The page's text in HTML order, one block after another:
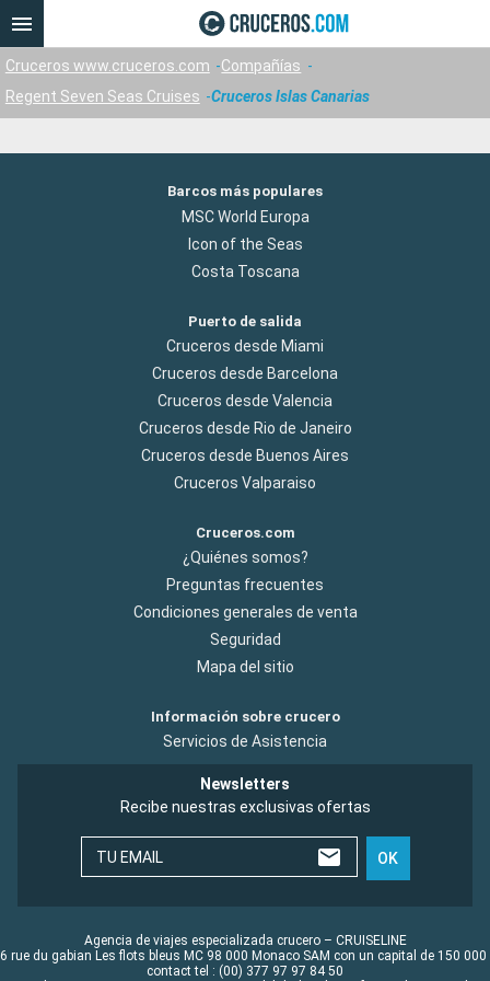
Cruceros www.cruceros.com
Compañías
Regent Seven Seas Cruises
Cruceros Islas Canarias
Barcos más populares
MSC World Europa
Icon of the Seas
Costa Toscana
Puerto de salida
Cruceros desde Miami
Cruceros desde Barcelona
Cruceros desde Valencia
Cruceros desde Rio de Janeiro
Cruceros desde Buenos Aires
Cruceros Valparaiso
Cruceros.com
¿Quiénes somos?
Preguntas frecuentes
Condiciones generales de venta
Seguridad
Mapa del sitio
Información sobre crucero
Servicios de Asistencia
Newsletters
Recibe nuestras exclusivas ofertas
TU EMAIL OK
Agencia de viajes especializada crucero – CRUISELINE
rue du gabian Les flots bleus MC 98 000 Monaco SAM con un capital de 150 000
contact tel : (00) 377 97 97 84 50